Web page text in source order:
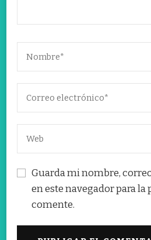
Guarda mi nombre,
en este navegador para la
comente.